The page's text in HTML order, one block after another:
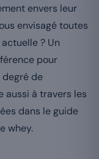
envers leur
envisagé toutes
? Un
pour
degré de
aussi à travers les
dans le guide
whey.